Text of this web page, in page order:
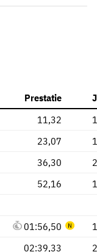
Prestatie
11,32
23,07
36,30
52,16
01:56,50
02:39,33